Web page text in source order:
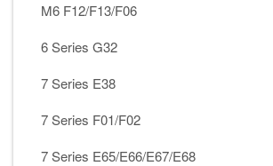
M6 F12/F13/F06
6 Series G32
7 Series E38
7 Series F01/F02
7 Series E65/E66/E67/E68